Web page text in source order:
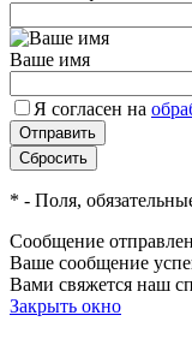
Ваше имя
Я согласен на
* - Поля,
Сообщение
Ваше сообщение
Вами свяжется наш
Закрыть окно